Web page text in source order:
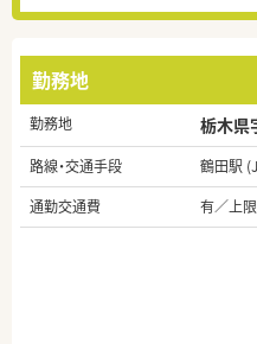
勤務地
勤務地 栃木県
路線・交通手段
鶴田駅
通勤交通費
有／上